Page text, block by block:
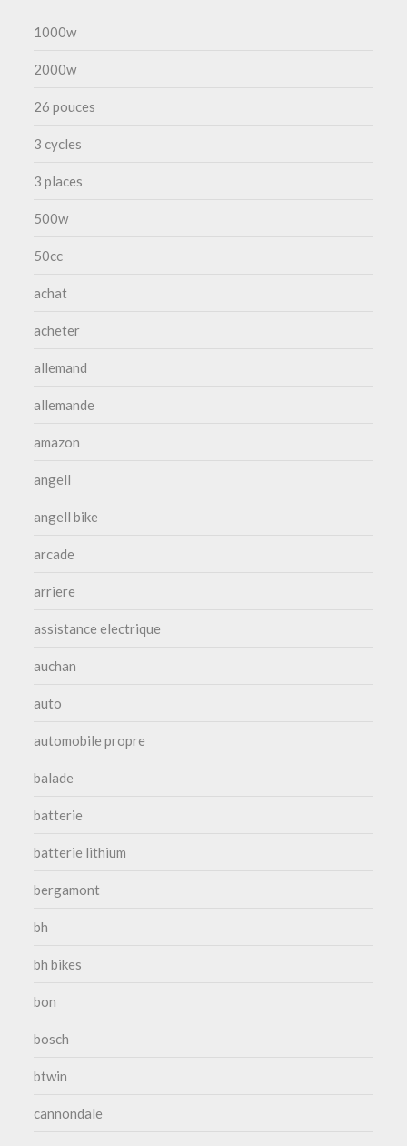
1000w
2000w
26 pouces
3 cycles
3 places
500w
50cc
achat
acheter
allemand
allemande
amazon
angell
angell bike
arcade
arriere
assistance electrique
auchan
auto
automobile propre
balade
batterie
batterie lithium
bergamont
bh
bh bikes
bon
bosch
btwin
cannondale